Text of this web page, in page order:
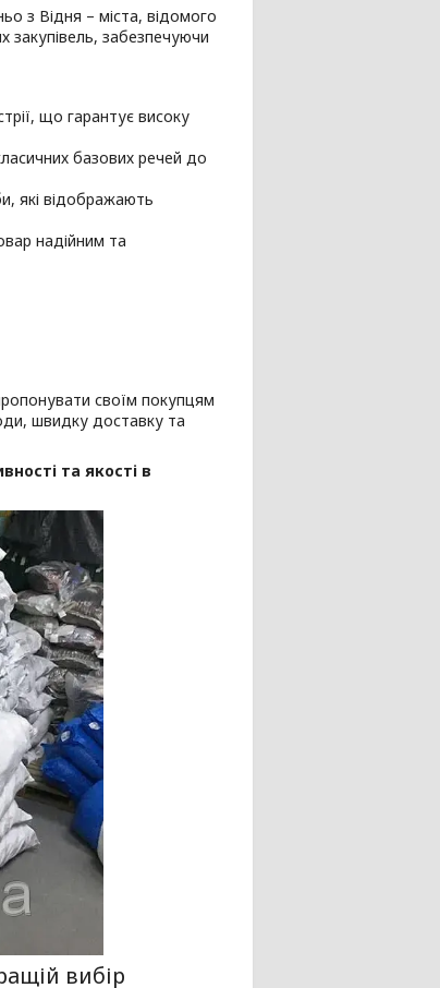
з Відня – міста, відомого
закупівель, забезпечуючи
що гарантує високу
базових речей до
які відображають
надійним та
своїм покупцям
швидку доставку та
та якості в
вибір